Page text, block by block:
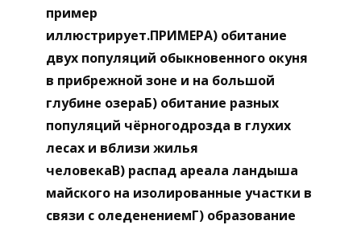
пример
иллюстрирует.ПРИМЕРА) обитание
двух популяций обыкновенного окуня
в прибрежной зоне и на большой
глубине озераБ) обитание разных
популяций чёрногодрозда в глухих
лесах и вблизи жилья
человекаВ) распад ареала ландыша
майского на изолированные участки в
связи с оледенениемГ) образование